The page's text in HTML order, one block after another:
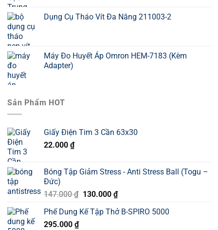
Dụng Cụ Tháo Vít Đa Năng 211003-2
Máy Đo Huyết Áp Omron HEM-7183 (Kèm
Adapter)
Sản Phẩm HOT
Giấy Điện Tim 3 Cần 63x30
22.000 ₫
Bóng Tập Giảm Stress - Anti Stress Ball (Togu –
Đức)
147.000₫ Giá
là:
130.000 ₫Giá
tại
Phế Dung Kế Tập Thở B-SPIRO 5000
295.000 ₫